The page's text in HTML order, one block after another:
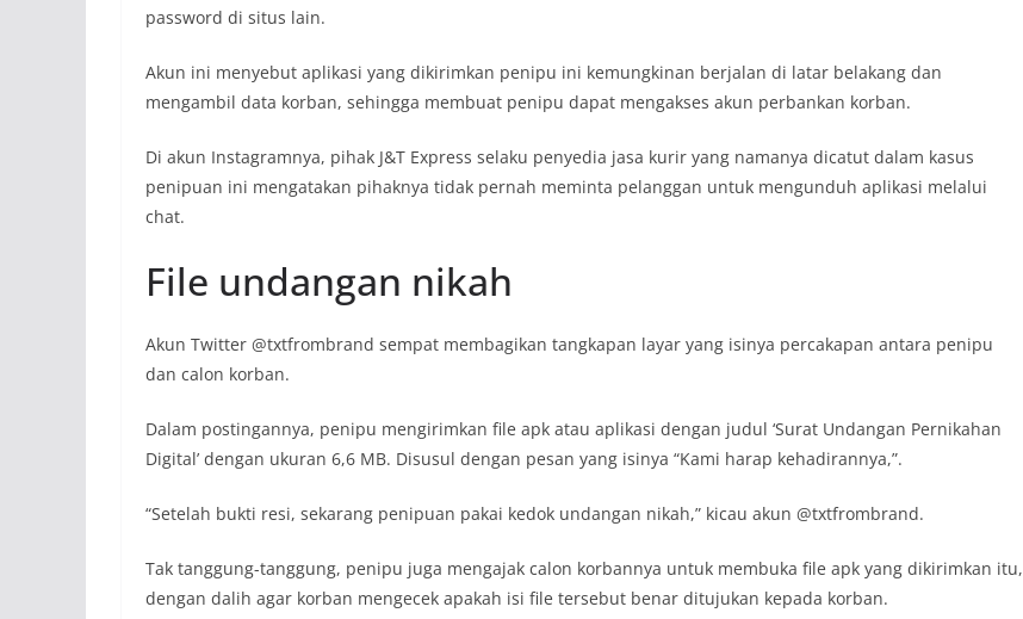
password di situs lain.
Akun ini menyebut aplikasi yang dikirimkan penipu ini kemungkinan berjalan di latar belakang dan
mengambil data korban, sehingga membuat penipu dapat mengakses akun perbankan korban.
Di akun Instagramnya, pihak J&T Express selaku penyedia jasa kurir yang namanya dicatut dalam kasus
penipuan ini mengatakan pihaknya tidak pernah meminta pelanggan untuk mengunduh aplikasi melalui
chat.
File undangan nikah
Akun Twitter @txtfrombrand sempat membagikan tangkapan layar yang isinya percakapan antara penipu
dan calon korban.
Dalam postingannya, penipu mengirimkan file apk atau aplikasi dengan judul ‘Surat Undangan Pernikahan
Digital’ dengan ukuran 6,6 MB. Disusul dengan pesan yang isinya “Kami harap kehadirannya,”.
“Setelah bukti resi, sekarang penipuan pakai kedok undangan nikah,” kicau akun @txtfrombrand.
Tak tanggung-tanggung, penipu juga mengajak calon korbannya untuk membuka file apk yang dikirimkan itu,
dengan dalih agar korban mengecek apakah isi file tersebut benar ditujukan kepada korban.